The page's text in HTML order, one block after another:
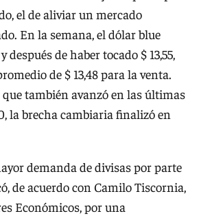
el de aliviar un mercado
En la semana, el dólar blue
después de haber tocado $ 13,55,
de $ 13,48 para la venta.
también avanzó en las últimas
la brecha cambiaria finalizó en
demanda de divisas por parte
de acuerdo con Camilo Tiscornia,
Económicos, por una